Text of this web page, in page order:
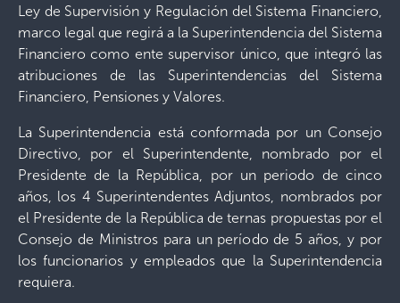
Ley de Supervisión y Regulación del Sistema Financiero,
marco legal que regirá a la Superintendencia del Sistema
Financiero como ente supervisor único, que integró las
atribuciones de las Superintendencias del Sistema
Financiero, Pensiones y Valores.
La Superintendencia está conformada por un Consejo
Directivo, por el Superintendente, nombrado por el
Presidente de la República, por un periodo de cinco
años, los 4 Superintendentes Adjuntos, nombrados por
el Presidente de la República de ternas propuestas por el
Consejo de Ministros para un período de 5 años, y por
los funcionarios y empleados que la Superintendencia
requiera.